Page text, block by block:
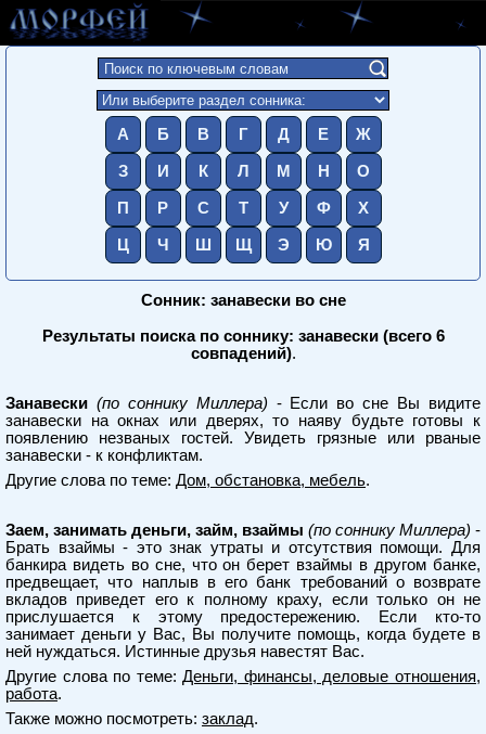
А Б В Г Д Е Ж
З И К Л М Н О
П Р С Т У Ф Х
Ц Ч Ш Щ Э Ю Я
Сонник: занавески во сне
Результаты поиска по соннику: занавески (всего 6
совпадений).
Занавески (по соннику Миллера) - Если во сне Вы видите
занавески на окнах или дверях, то наяву будьте готовы к
появлению незваных гостей. Увидеть грязные или рваные
занавески - к конфликтам.
Другие слова по теме: Дом, обстановка, мебель.
Заем, занимать деньги, займ, взаймы (по соннику Миллера) -
Брать взаймы - это знак утраты и отсутствия помощи. Для
банкира видеть во сне, что он берет взаймы в другом банке,
предвещает, что наплыв в его банк требований о возврате
вкладов приведет его к полному краху, если только он не
прислушается к этому предостережению. Если кто-то
занимает деньги у Вас, Вы получите помощь, когда будете в
ней нуждаться. Истинные друзья навестят Вас.
Другие слова по теме:Деньги, финансы, деловые отношения,
работа.
Также можно посмотреть: заклад.